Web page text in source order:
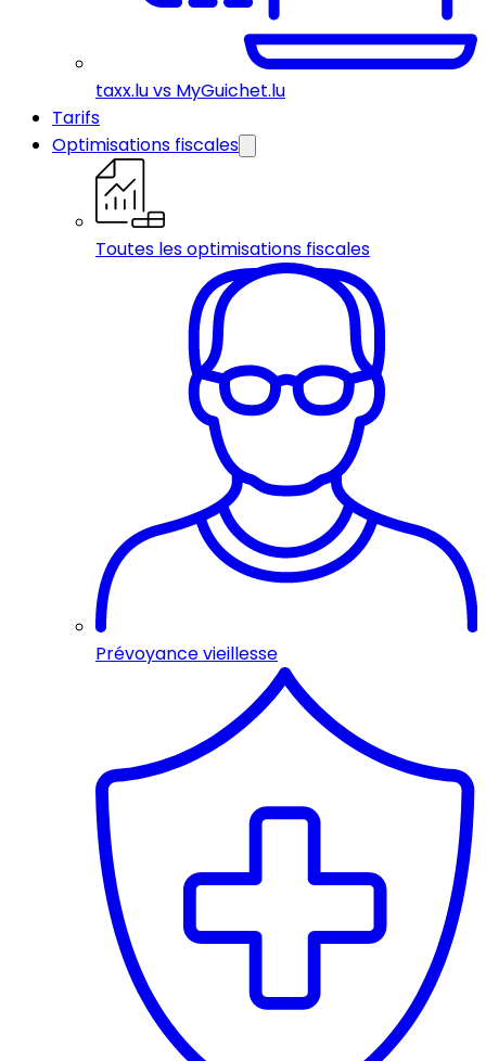
taxx.lu vs MyGuichet.lu
Tarifs
Optimisations fiscales
Toutes les optimisations fiscales
Prévoyance vieillesse